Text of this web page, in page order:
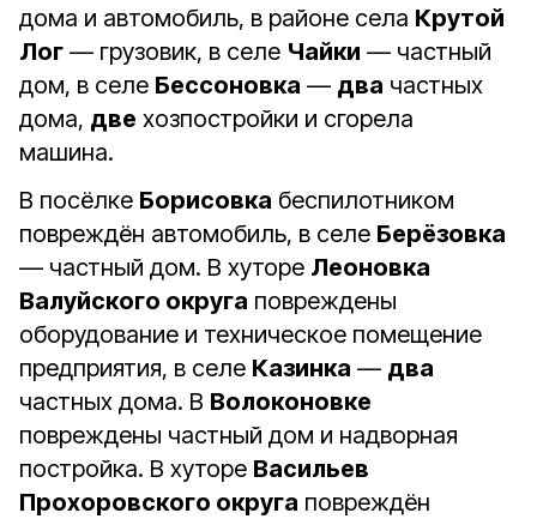
дома и автомобиль, в районе села Крутой
Лог — грузовик, в селе Чайки — частный
дом, в селе Бессоновка — два частных
дома, две хозпостройки и сгорела
машина.
В посёлке Борисовка беспилотником
повреждён автомобиль, в селе Берёзовка
— частный дом. В хуторе Леоновка
Валуйского округа повреждены
оборудование и техническое помещение
предприятия, в селе Казинка — два
частных дома. В Волоконовке
повреждены частный дом и надворная
постройка. В хуторе Васильев
Прохоровского округа повреждён